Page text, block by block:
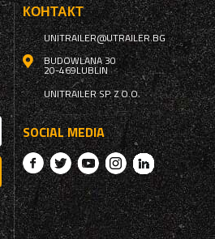
КОНТАКТ
UNITRAILER@UTRAILER.BG
BUDOWLANA 30
20-469LUBLIN
UNITRAILER SP. Z O.O.
SOCIAL MEDIA